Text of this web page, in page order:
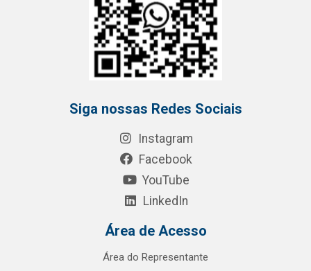
Siga nossas Redes Sociais
Instagram
Facebook
YouTube
LinkedIn
Área de Acesso
Área do Representante